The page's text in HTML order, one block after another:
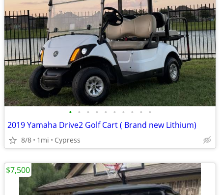
• • • • • • • • • •
2019 Yamaha Drive2 Golf Cart ( Brand new Lithium)
8/8 1mi Cypress
$7,500